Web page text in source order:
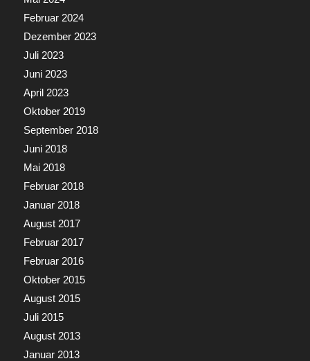
Februar 2024
Dezember 2023
Juli 2023
Juni 2023
April 2023
Oktober 2019
September 2018
Juni 2018
Mai 2018
Februar 2018
Januar 2018
August 2017
Februar 2017
Februar 2016
Oktober 2015
August 2015
Juli 2015
August 2013
Januar 2013